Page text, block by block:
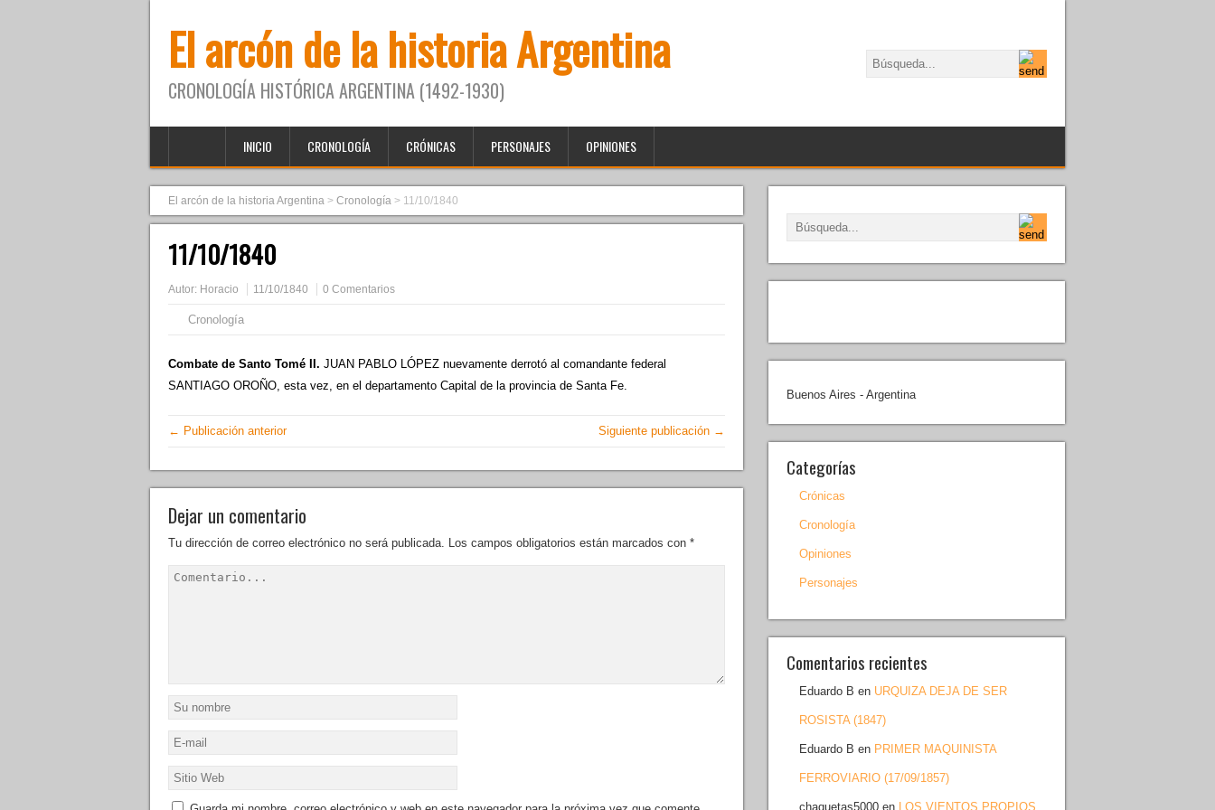
El arcón de la historia Argentina
CRONOLOGÍA HISTÓRICA ARGENTINA (1492-1930)
INICIO CRONOLOGÍA CRÓNICAS PERSONAJES OPINIONES
El arcón de la historia Argentina > Cronología > 11/10/1840
11/10/1840
Autor: Horacio 11/10/1840 0 Comentarios
Cronología
Combate de Santo Tomé II. JUAN PABLO LÓPEZ nuevamente derrotó al comandante federal
SANTIAGO OROÑO, esta vez, en el departamento Capital de la provincia de Santa Fe.
← Publicación anterior Siguiente publicación →
Dejar un comentario
Tu dirección de correo electrónico no será publicada. Los campos obligatorios están marcados con *
Buenos Aires - Argentina
Categorías
Crónicas
Cronología
Opiniones
Personajes
Comentarios recientes
Eduardo B en URQUIZA DEJA DE SER
ROSISTA (1847)
Eduardo B en PRIMER MAQUINISTA
FERROVIARIO (17/09/1857)
chaquetas5000 en LOS VIENTOS PROPIOS